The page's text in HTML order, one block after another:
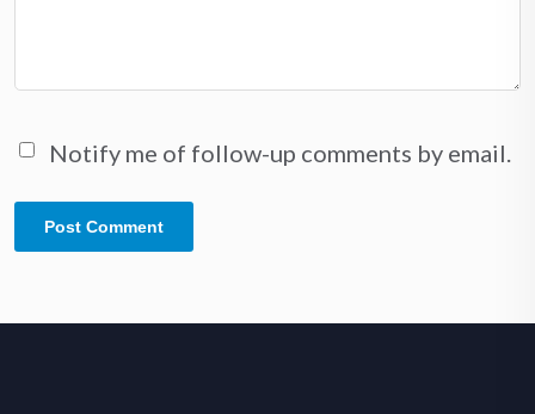
Notify me of follow-up comments by email.